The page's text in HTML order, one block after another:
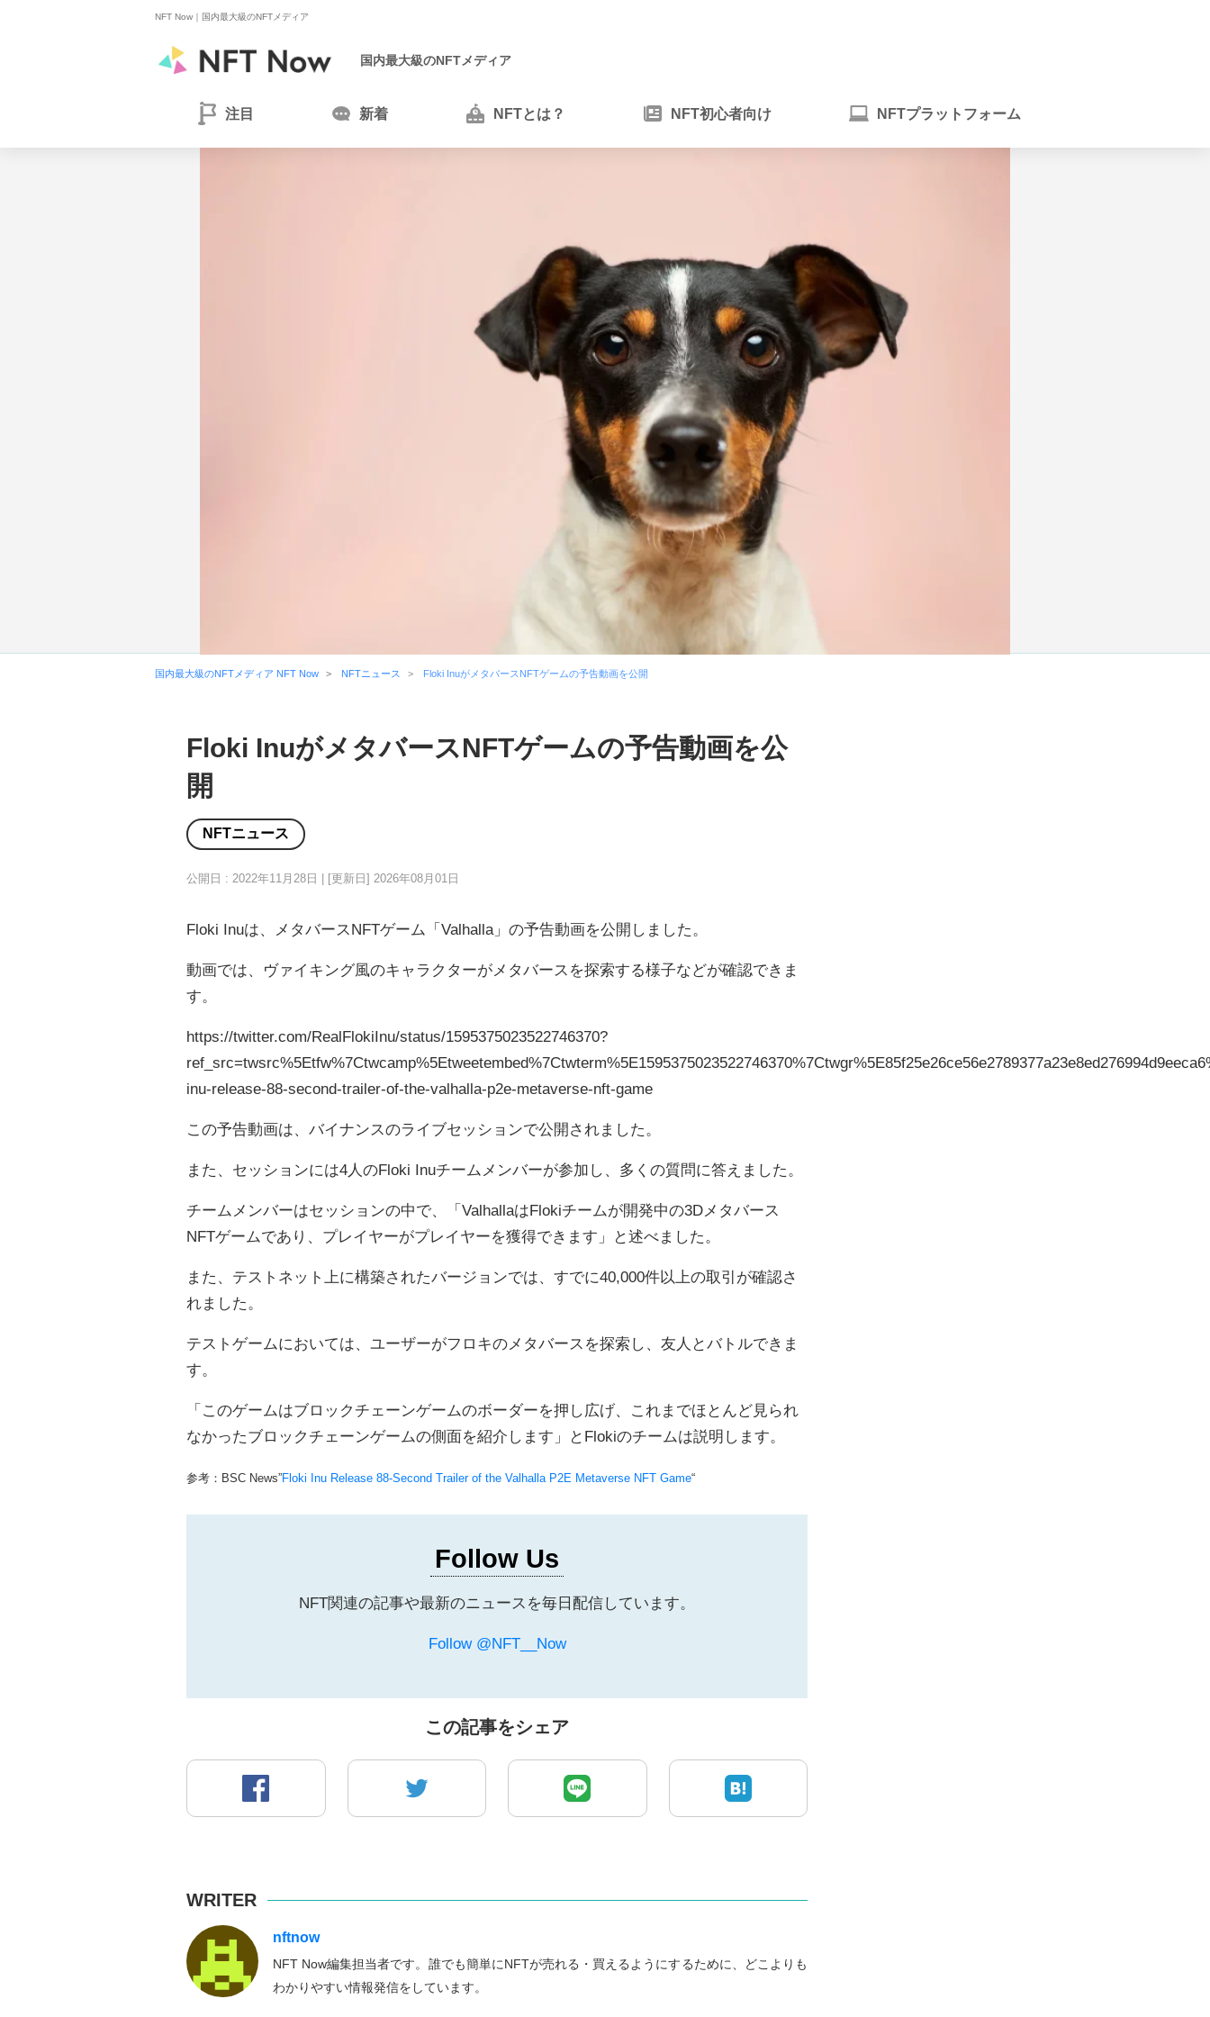
NFT Now｜ 国内最大級のNFTメディア
国内最大級のNFTメディア
注目 新着 NFTとは？ NFT初心者向け NFTプラットフォーム
国内最大級のNFTメディア NFT Now NFTニュース Floki InuがメタバースNFTゲームの予告動画を公開
Floki InuがメタバースNFTゲームの予告動画を公
開
NFTニュース
公開日 : 2022年11月28日 | [更新日] 2026年08月01日
Floki Inuは、メタバースNFTゲーム「Valhalla」の予告動画を公開しました。
動画では、ヴァイキング風のキャラクターがメタバースを探索する様子などが確認できま
す。
https://twitter.com/RealFlokiInu/status/1595375023522746370?
inu-release-88-second-trailer-of-the-valhalla-p2e-metaverse-nft-game
この予告動画は、バイナンスのライブセッションで公開されました。
また、セッションには4人のFloki Inuチームメンバーが参加し、多くの質問に答えました。
チームメンバーはセッションの中で、「ValhallaはFlokiチームが開発中の3Dメタバース
NFTゲームであり、プレイヤーがプレイヤーを獲得できます」と述べました。
また、テストネット上に構築されたバージョンでは、すでに40,000件以上の取引が確認さ
れました。
テストゲームにおいては、ユーザーがフロキのメタバースを探索し、友人とバトルできま
す。
「このゲームはブロックチェーンゲームのボーダーを押し広げ、これまでほとんど見られ
なかったブロックチェーンゲームの側面を紹介します」とFlokiのチームは説明します。
参考：BSC News”Floki Inu Release 88-Second Trailer of the Valhalla P2E Metaverse NFT Game“
Follow Us
NFT関連の記事や最新のニュースを毎日配信しています。
Follow @NFT__Now
この記事をシェア
WRITER
nftnow
NFT Now編集担当者です。誰でも簡単にNFTが売れる・買えるようにするために、どこよりも
わかりやすい情報発信をしています。